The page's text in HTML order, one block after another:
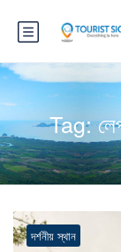
Tag:
দর্শনীয় স্থান